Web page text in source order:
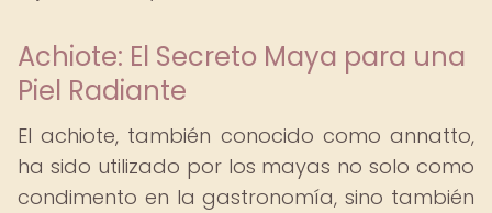
Achiote: El Secreto Maya para una
Piel Radiante
El achiote, también conocido como annatto,
ha sido utilizado por los mayas no solo como
condimento en la gastronomía, sino también